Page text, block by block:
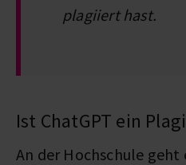
plagiiert hast.
Ist ChatGPT ein
An der Hochschule geht